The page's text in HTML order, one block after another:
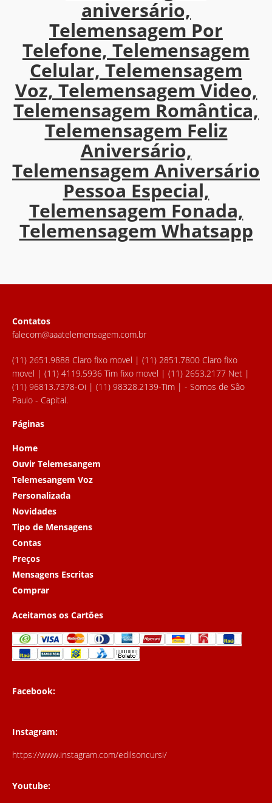
aniversário,
Telemensagem Por
Telefone, Telemensagem
Celular, Telemensagem
Voz, Telemensagem Video,
Telemensagem Romântica,
Telemensagem Feliz
Aniversário,
Telemensagem Aniversário
Pessoa Especial,
Telemensagem Fonada,
Telemensagem Whatsapp
Contatos
falecom@aaatelemensagem.com.br
(11) 2651.9888 Claro fixo movel | (11) 2851.7800 Claro fixo
movel | (11) 4119.5936 Tim fixo movel | (11) 2653.2177 Net |
(11) 96813.7378-Oi | (11) 98328.2139-Tim | - Somos de São
Paulo - Capital.
Páginas
Home
Ouvir Telemesangem
Telemesangem Voz
Personalizada
Novidades
Tipo de Mensagens
Contas
Preços
Mensagens Escritas
Comprar
Aceitamos os Cartões
Facebook:
Instagram:
https://www.instagram.com/edilsoncursi/
Youtube: